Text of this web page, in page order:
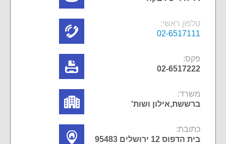
טלפון ראשי:
02-6517111
פקס:
02-6517222
משרד:
ברששת,אילון ושות'
כתובת:
בית הדפוס 12 ירושלים 95483